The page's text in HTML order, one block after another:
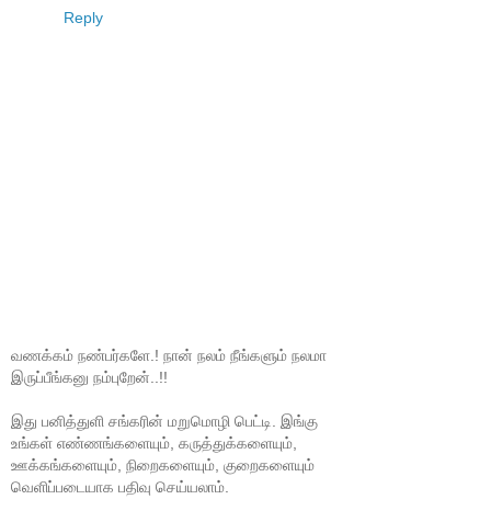
Reply
வணக்கம் நண்பர்களே.! நான் நலம் நீங்களும் நலமா
இருப்பீங்கனு நம்புறேன்..!!
இது பனித்துளி சங்கரின் மறுமொழி பெட்டி. இங்கு
உங்கள் எண்ணங்களையும், கருத்துக்களையும்,
ஊக்கங்களையும், நிறைகளையும், குறைகளையும்
வெளிப்படையாக பதிவு செய்யலாம்.